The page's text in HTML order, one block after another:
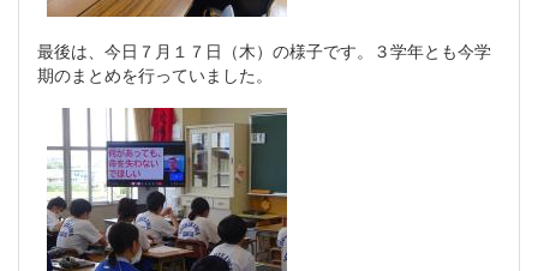
最後は、今日７月１７日（木）の様子です。３学年とも今学
期のまとめを行っていました。